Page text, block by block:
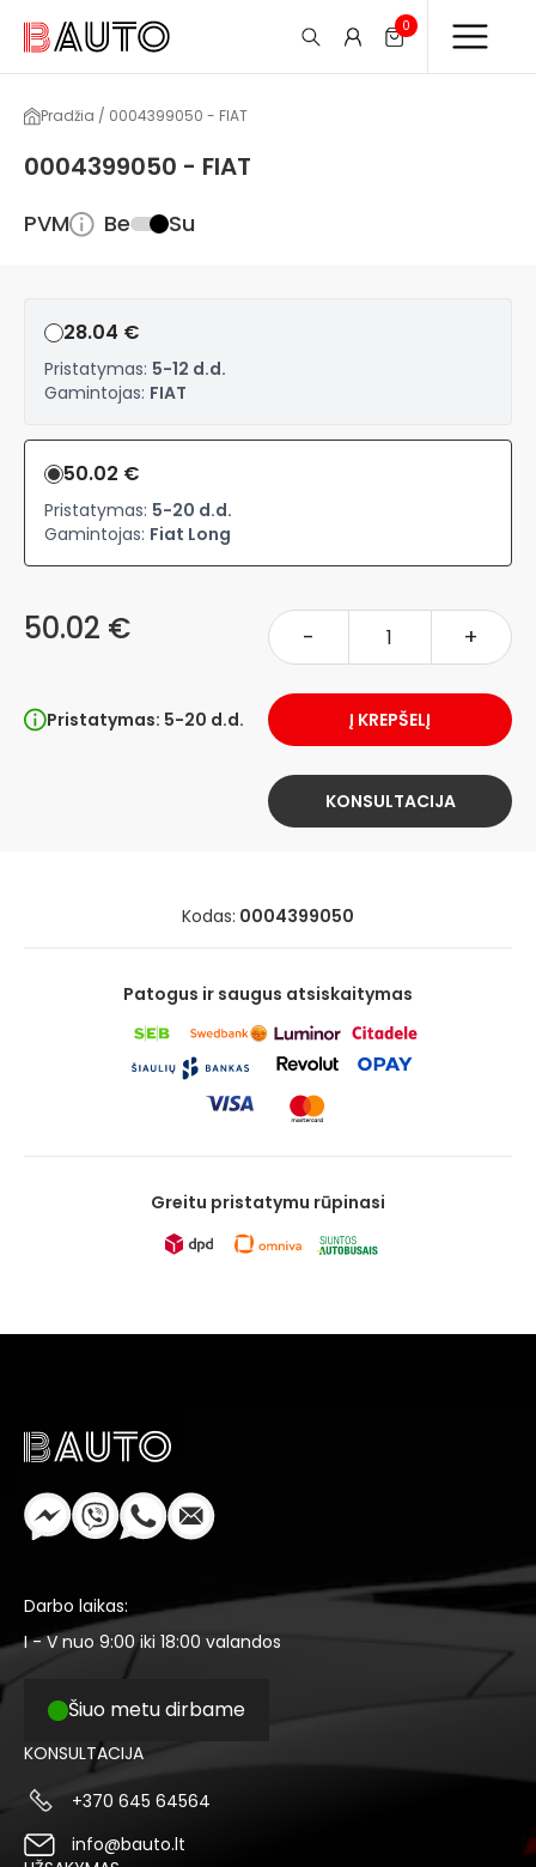
0
Pradžia / 0004399050 - FIAT
0004399050 - FIAT
PVM Be Su
28.04 €
Pristatymas: 5-12 d.d.
Gamintojas: FIAT
50.02 €
Pristatymas: 5-20 d.d.
Gamintojas: Fiat Long
50.02 € - +
Pristatymas: 5-20 d.d. Į KREPŠELĮ
KONSULTACIJA
Kodas: 0004399050
Patogus ir saugus atsiskaitymas
Greitu pristatymu rūpinasi
Darbo laikas:
I - V nuo 9:00 iki 18:00 valandos
Šiuo metu dirbame
KONSULTACIJA
+370 645 64564
info@bauto.lt